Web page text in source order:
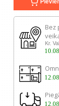
Bez
Kr.